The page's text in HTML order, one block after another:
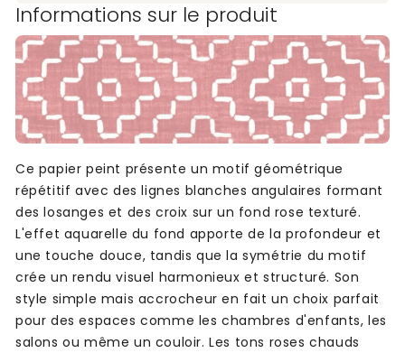
Informations sur le produit
Ce papier peint présente un motif géométrique
répétitif avec des lignes blanches angulaires formant
des losanges et des croix sur un fond rose texturé.
L'effet aquarelle du fond apporte de la profondeur et
une touche douce, tandis que la symétrie du motif
crée un rendu visuel harmonieux et structuré. Son
style simple mais accrocheur en fait un choix parfait
pour des espaces comme les chambres d'enfants, les
salons ou même un couloir. Les tons roses chauds